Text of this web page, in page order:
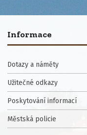
Informace
Dotazy a náměty
Užitečné odkazy
Poskytování informací
Městská policie